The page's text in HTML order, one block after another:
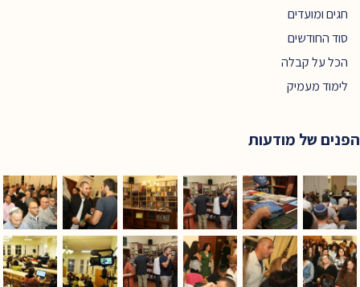
חגים ומועדים
סוד החודשים
הכל על קבלה
לימוד מעמיק
הפנים של מודעות